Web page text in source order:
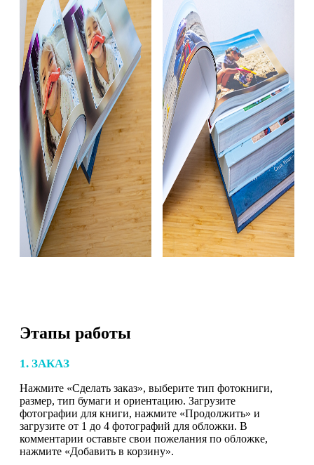
Этапы работы
1. ЗАКАЗ
Нажмите «Сделать заказ», выберите тип фотокниги,
размер, тип бумаги и ориентацию. Загрузите
фотографии для книги, нажмите «Продолжить» и
загрузите от 1 до 4 фотографий для обложки. В
комментарии оставьте свои пожелания по обложке,
нажмите «Добавить в корзину».